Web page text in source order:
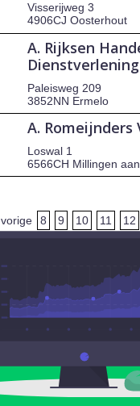
Visserijweg 3
4906CJ Oosterhout
A. Rijksen
Dienstverlening
Paleisweg 209
3852NN Ermelo
A. Romeijnders
Loswal 1
6566CH Millingen
vorige 8 9 10 11 12